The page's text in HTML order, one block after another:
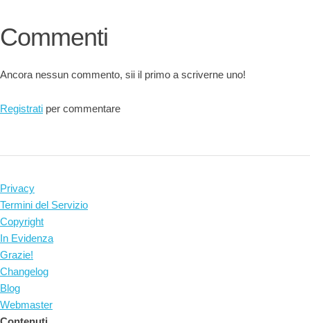
Commenti
Ancora nessun commento, sii il primo a scriverne uno!
Registrati per commentare
Privacy
Termini del Servizio
Copyright
In Evidenza
Grazie!
Changelog
Blog
Webmaster